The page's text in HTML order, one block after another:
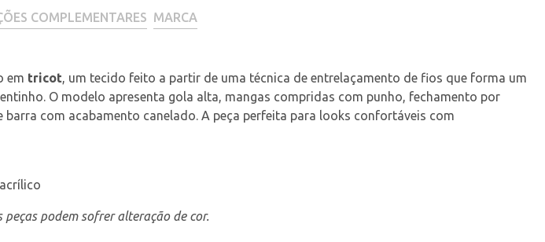
COMPLEMENTARES MARCA
em tricot, um tecido feito a partir de uma técnica de entrelaçamento de fios que forma um
O modelo apresenta gola alta, mangas compridas com punho, fechamento por
com acabamento canelado. A peça perfeita para looks confortáveis com
podem sofrer alteração de cor.